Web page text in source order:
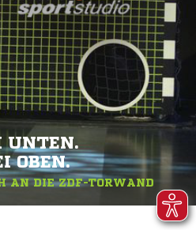
UNTEN.
OBEN.
AN DIE ZDF-TORWAND